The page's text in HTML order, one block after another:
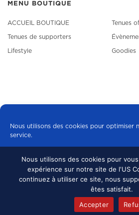
Nous utilisons des cookies pour optimiser
service.
Tous les
Refuser
Politique de cookies
MENU BOUTIQUE
ACCUEIL BOUTIQUE Tenues
Tenues de supporters
Lifestyle Goodies
© 2024 US CONCARNEAU,
RÉSERVÉS. MENTIONS
Nous utilisons des cookies pour
expérience sur notre site de l'US
continuez à utiliser ce site, nous
êtes satisfait.
Accepter